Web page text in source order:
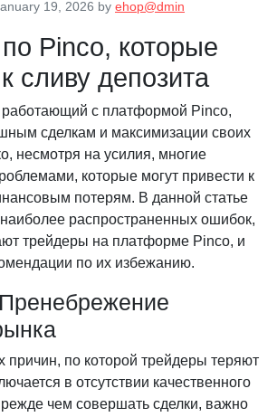
19, 2026 by ehop@dmin
Pinco, которые
сливу депозита
с платформой Pinco,
сделкам и максимизации своих
несмотря на усилия, многие
которые могут привести к
потерям. В данной статье
распространенных ошибок,
трейдеры на платформе Pinco, и
по их избежанию.
причин, по которой трейдеры теряют
в отсутствии качественного
чем совершать сделки, важно